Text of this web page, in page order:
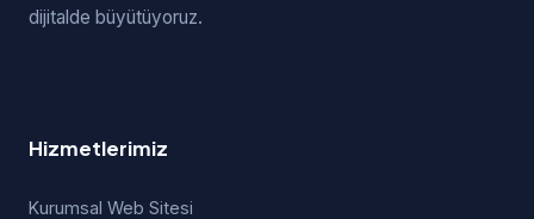
dijitalde büyütüyoruz.
Hizmetlerimiz
Kurumsal Web Sitesi